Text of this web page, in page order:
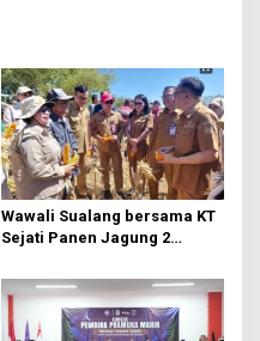
Wawali Sualang bersama KT
Sejati Panen Jagung 2